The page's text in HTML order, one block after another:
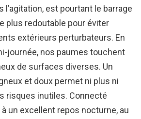
l’agitation, est pourtant le barrage
plus redoutable pour éviter
extérieurs perturbateurs. En
journée, nos paumes touchent
de surfaces diverses. Un
et doux permet ni plus ni
risques inutiles. Connecté
un excellent repos nocturne, au